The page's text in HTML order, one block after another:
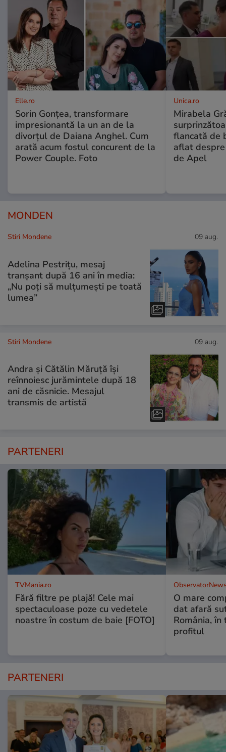
Elle.ro
Sorin Gonțea, transformare
impresionantă la un an de la
divorțul de Daiana Anghel. Cum
arată acum fostul concurent de la
Power Couple. Foto
Unica.ro
Mirabela
flancată de
aflat
de Apel
MONDEN
Stiri Mondene 09 aug.
Adelina Pestrițu, mesaj
tranșant după 16 ani în media:
„Nu poți să mulțumești pe toată
lumea”
Stiri Mondene 09 aug.
Andra și Cătălin Măruță își
reînnoiesc jurămintele după 18
ani de căsnicie. Mesajul
transmis de artistă
PARTENERI
TVMania.ro
Fără filtre pe plajă! Cele mai
spectaculoase poze cu vedetele
noastre în costum de baie [FOTO]
O mare
dat afară
România,
profitul
PARTENERI